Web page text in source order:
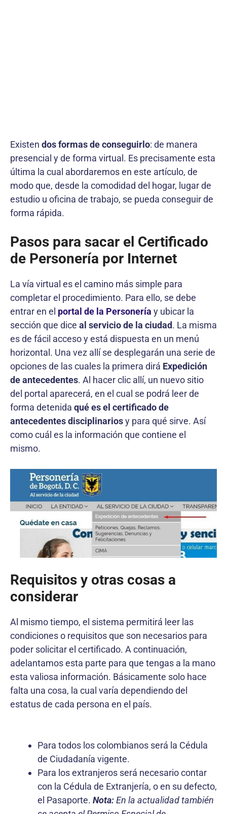
Existen dos formas de conseguirlo: de manera
presencial y de forma virtual. Es precisamente esta
última la cual abordaremos en este artículo, de
modo que, desde la comodidad del hogar, lugar de
estudio u oficina de trabajo, se pueda conseguir de
forma rápida.
Pasos para sacar el Certificado
de Personería por Internet
La vía virtual es el camino más simple para
completar el procedimiento. Para ello, se debe
entrar en el portal de la Personería y ubicar la
sección que dice al servicio de la ciudad. La misma
es de fácil acceso y está dispuesta en un menú
horizontal. Una vez allí se desplegarán una serie de
opciones de las cuales la primera dirá Expedición
de antecedentes. Al hacer clic allí, un nuevo sitio
del portal aparecerá, en el cual se podrá leer de
forma detenida qué es el certificado de
antecedentes disciplinariosy para qué sirve. Así
como cuál es la información que contiene el
mismo.
Requisitos y otras cosas a
considerar
Al mismo tiempo, el sistema permitirá leer las
condiciones o requisitos que son necesarios para
poder solicitar el certificado. A continuación,
adelantamos esta parte para que tengas a la mano
esta valiosa información. Básicamente solo hace
falta una cosa, la cual varía dependiendo del
estatus de cada persona en el país.
Para todos los colombianos será la Cédula
de Ciudadanía vigente.
Para los extranjeros será necesario contar
con la Cédula de Extranjería, o en su defecto,
el Pasaporte. Nota:En la actualidad también